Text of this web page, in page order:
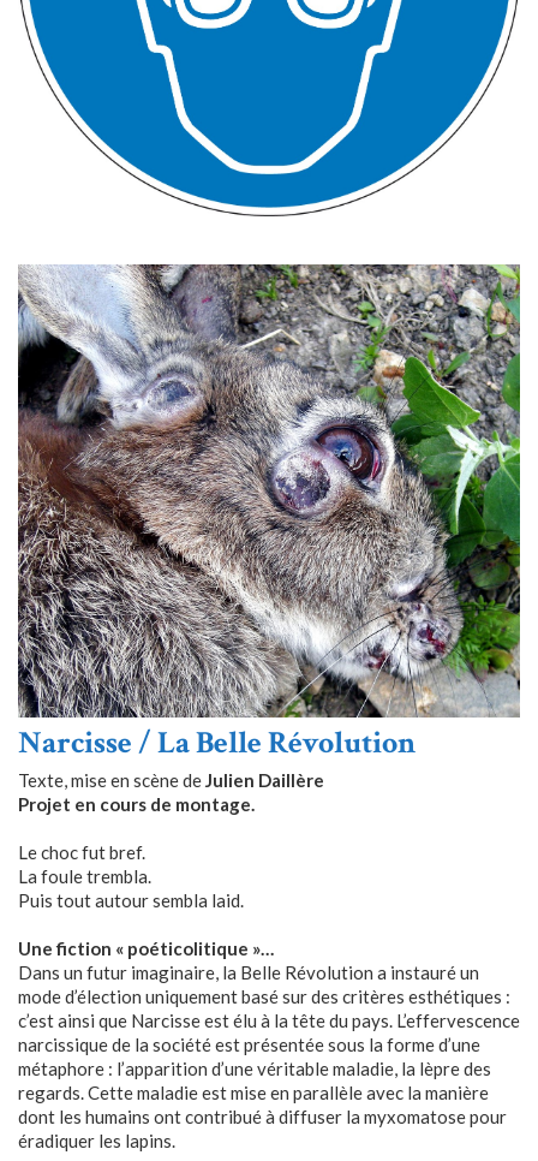
Narcisse / La Belle Révolution
Texte, mise en scène deJulien Daillère
Projet en cours de montage.
Le choc fut bref.
La foule trembla.
Puis tout autour sembla laid.
Une fiction « poéticolitique »…
Dans un futur imaginaire, la Belle Révolution a instauré un
mode d’élection uniquement basé sur des critères esthétiques :
c’est ainsi que Narcisse est élu à la tête du pays. L’effervescence
narcissique de la société est présentée sous la forme d’une
métaphore : l’apparition d’une véritable maladie, la lèpre des
regards. Cette maladie est mise en parallèle avec la manière
dont les humains ont contribué à diffuser la myxomatose pour
éradiquer les lapins.